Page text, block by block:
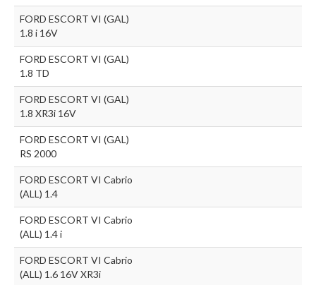
FORD ESCORT VI (GAL)
1.8 i 16V
FORD ESCORT VI (GAL)
1.8 TD
FORD ESCORT VI (GAL)
1.8 XR3i 16V
FORD ESCORT VI (GAL)
RS 2000
FORD ESCORT VI Cabrio
(ALL) 1.4
FORD ESCORT VI Cabrio
(ALL) 1.4 i
FORD ESCORT VI Cabrio
(ALL) 1.6 16V XR3i